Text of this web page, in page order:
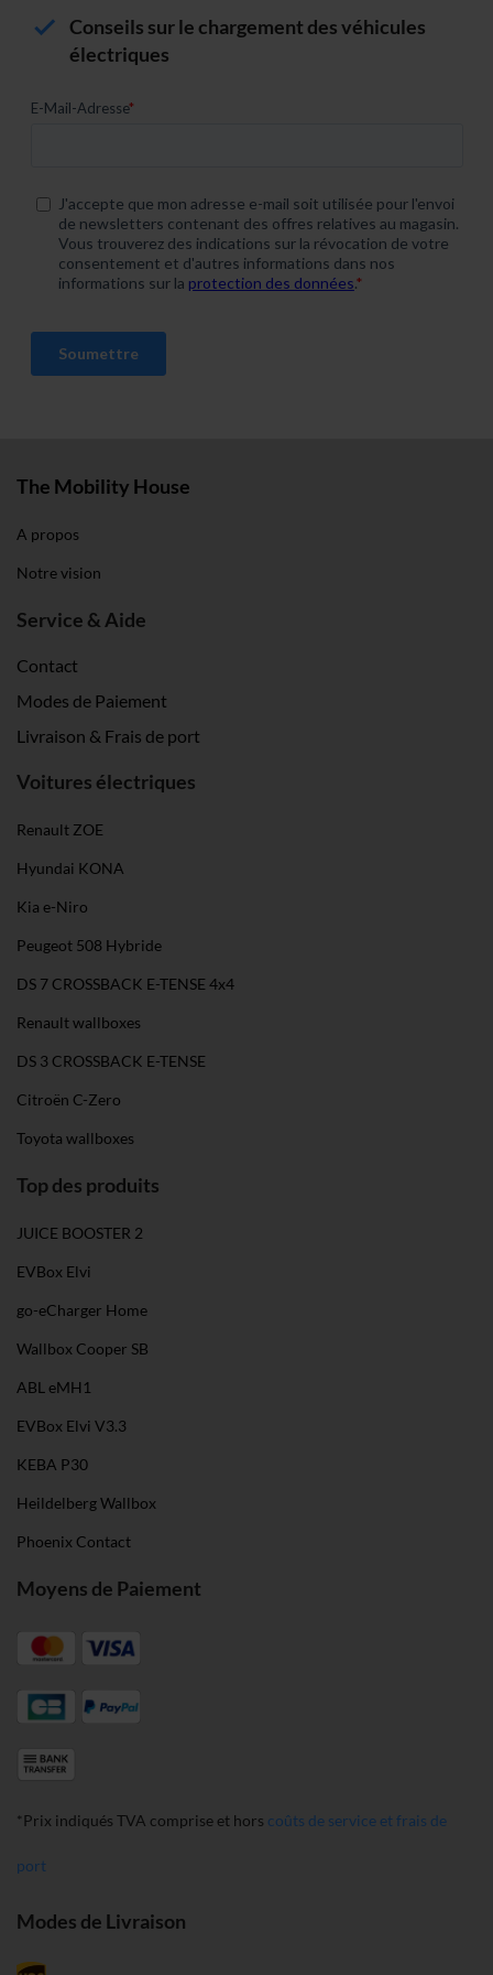
soziale Medien, Werbung und Analysen weiter. Unsere
Partner führen diese Informationen möglicherweise mit
weiteren Daten zusammen, die du ihnen bereitgestellt
Conseils sur le chargement des véhicules
électriques
The Mobility House
A propos
Notre vision
Service & Aide
Contact
Modes de Paiement
Livraison & Frais de port
Voitures électriques
Renault ZOE
Hyundai KONA
Kia e-Niro
Peugeot 508 Hybride
DS 7 CROSSBACK E-TENSE 4x4
Renault wallboxes
DS 3 CROSSBACK E-TENSE
Citroën C-Zero
Toyota wallboxes
Top des produits
JUICE BOOSTER 2
EVBox Elvi
go-eCharger Home
Wallbox Cooper SB
ABL eMH1
EVBox Elvi V3.3
KEBA P30
Heildelberg Wallbox
Phoenix Contact
Moyens de Paiement
*Prix indiqués TVA comprise et hors coûts de service et frais de
port
Modes de Livraison